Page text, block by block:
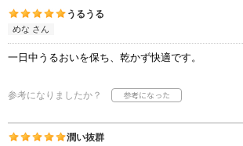
うるうる
めな さん
一日中うるおいを保ち、乾かず快適です。
参考になりましたか？
潤い抜群